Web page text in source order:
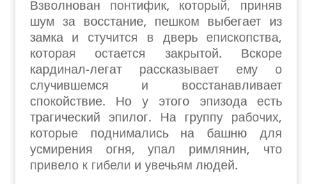
Взволнован понтифик, который, приняв
шум за восстание, пешком выбегает из
замка и стучится в дверь епископства,
которая остается закрытой. Вскоре
кардинал-легат рассказывает ему о
случившемся и восстанавливает
спокойствие. Но у этого эпизода есть
трагический эпилог. На группу рабочих,
которые поднимались на башню для
усмирения огня, упал римлянин, что
привело к гибели и увечьям людей.